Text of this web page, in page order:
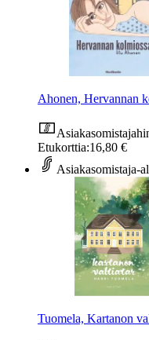
Ahonen, Hervannan
Etukorttia:16,80 €
Asiakasomistaja-
Tuomela, Kartanon